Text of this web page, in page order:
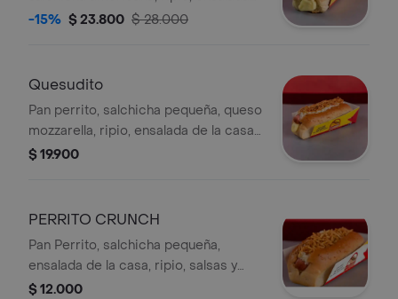
de la casa y guarniciones al gusto. .
-15% $ 23.800 $ 28.000
Quesudito
Pan perrito, salchicha pequeña, queso
mozzarella, ripio, ensalada de la casa
y guarniciones al gusto.
$ 19.900
PERRITO CRUNCH
Pan Perrito, salchicha pequeña,
ensalada de la casa, ripio, salsas y
guarniciones al gusto
$ 12.000